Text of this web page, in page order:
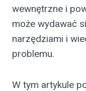
wewnętrzne i
może wydawać
narzędziami i
problemu.
W tym artykule